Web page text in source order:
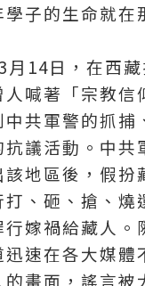
子的生命就在
日，在西藏
喊著「宗教信
共軍警的抓捕
議活動。中共
地區後，假扮
、砸、搶、燒
行嫁禍給藏人。
速在各大媒體
的畫面，謠言被